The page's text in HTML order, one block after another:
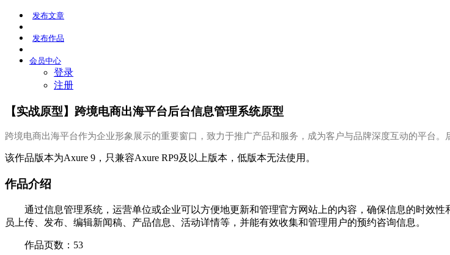
发布文章
发布作品
会员中心
登录
注册
【实战原型】跨境电商出海平台后台信息管理系统原型
跨境电商出海平台作为企业形象展示的重要窗口，致力于推广产品和服务，成为客户与品牌深度互动的平台
该作品版本为Axure 9，只兼容Axure RP9及以上版本，低版本无法使用。
作品介绍
通过信息管理系统，运营单位或企业可以方便地更新和管理官方网站上的内容，确保信息的时效性
员上传、发布、编辑新闻稿、产品信息、活动详情等，并能有效收集和管理用户的预约咨询信息。
作品页数：53